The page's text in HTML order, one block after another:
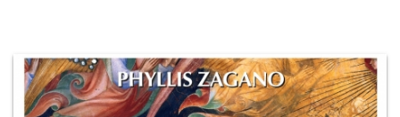
+
CHIESA
+
MONDO